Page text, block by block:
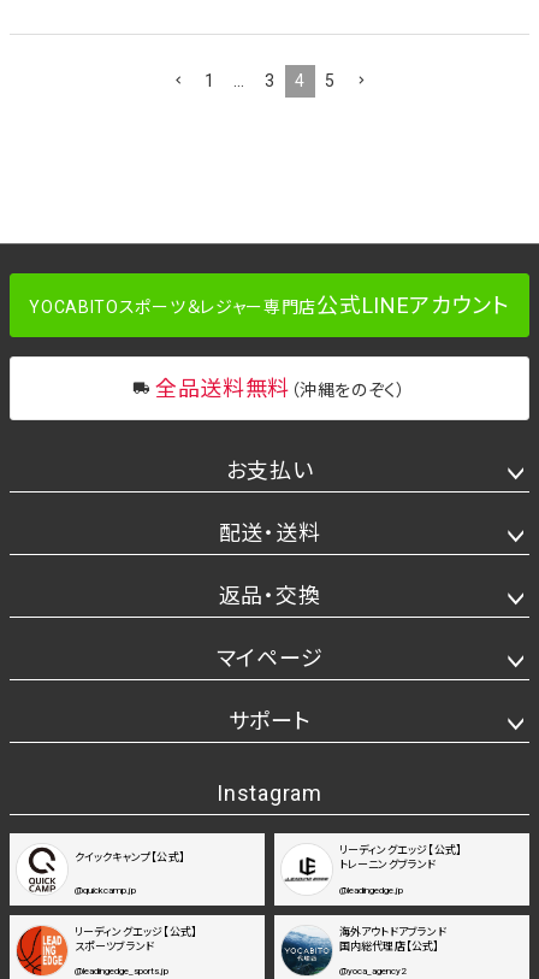
1 … 3 4 5
YOCABITOスポーツ＆レジャー専門店公式LINEアカウント
全品送料無料 （沖縄をのぞく）
お支払い
配送・送料
返品・交換
マイページ
サポート
Instagram
クイックキャンプ【公式】
@quickcamp.jp
リーディングエッジ【公式】
トレーニングブランド
@leadingedge.jp
リーディングエッジ【公式】
スポーツブランド
@leadingedge_sports.jp
海外アウトドアブランド
国内総代理店【公式】
@yoca_agency2